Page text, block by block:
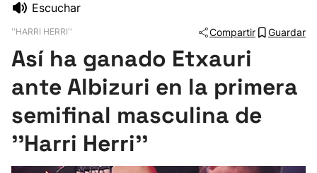
Pelota
Remo
Escuchar
''HARRI HERRI'' Compartir Guardar
Así ha ganado Etxauri
ante Albizuri en la primera
semifinal masculina de
''Harri Herri''